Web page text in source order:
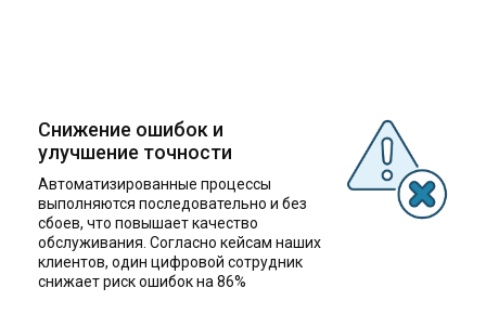
Снижение ошибок и
улучшение точности
Автоматизированные процессы
выполняются последовательно и без
сбоев, что повышает качество
обслуживания. Согласно кейсам наших
клиентов, один цифровой сотрудник
снижает риск ошибок на 86%